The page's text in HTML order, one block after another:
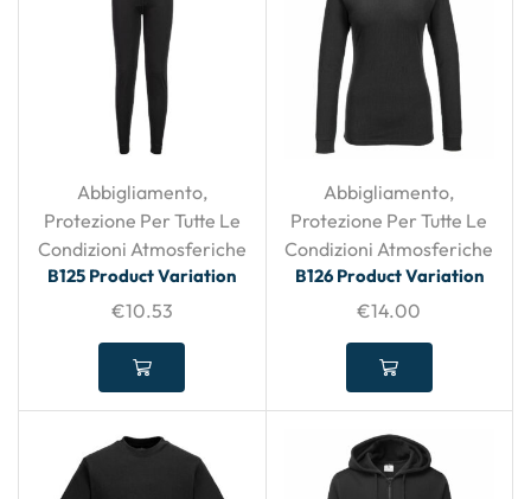
Abbigliamento,
Protezione Per Tutte Le
Condizioni Atmosferiche
B125 Product Variation
€10.53
Abbigliamento,
Protezione Per Tutte Le
Condizioni Atmosferiche
B126 Product Variation
€14.00